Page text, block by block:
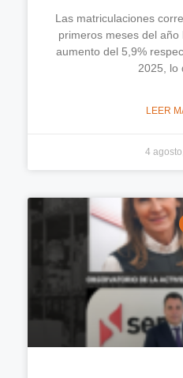
Las matriculaciones
primeros meses del
aumento del 5,9%
2025, lo
LEER
4